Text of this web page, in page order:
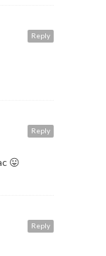
Reply
Reply
😛
Reply